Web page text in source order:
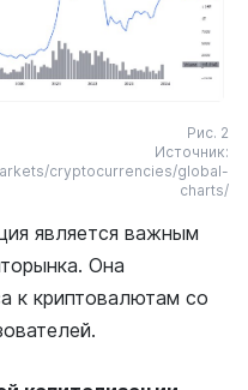
Рис. 2
Источник:
cryptocurrencies/global-
charts/
является важным
Она
к криптовалютам со